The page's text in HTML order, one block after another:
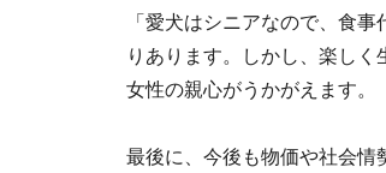
「愛犬はシニアなので、食
りあります。しかし、楽し
女性の親心がうかがえます。
最後に、今後も物価や社会情